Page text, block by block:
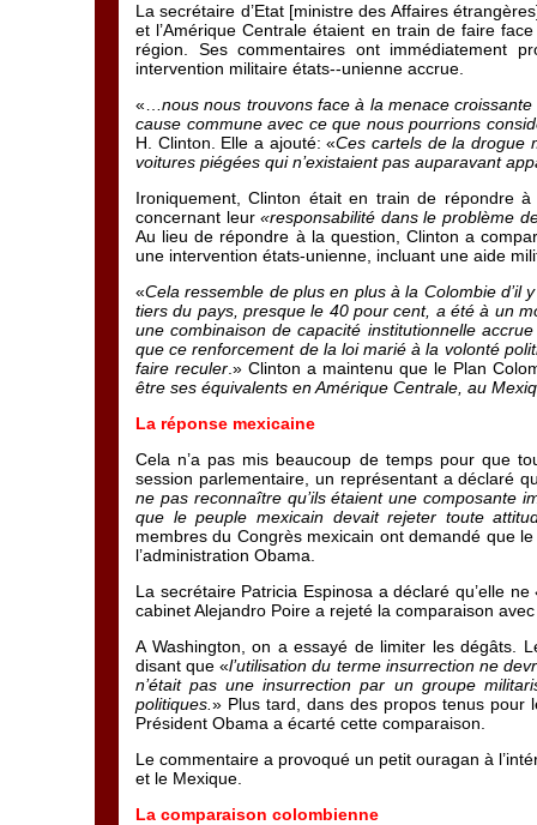
La secrétaire d’Etat [ministre des Affaires
et l’Amérique Centrale étaient en train de faire
région. Ses commentaires ont immédiatement
intervention militaire états--unienne accrue.
«… nous nous trouvons face à la menace
cause commune avec ce que nous pourrions
H. Clinton. Elle a ajouté: «Ces cartels de la drogue
voitures piégées qui n’existaient pas auparavant
Ironiquement, Clinton était en train de répondre
concernant leur«responsabilité dans le problème
Au lieu de répondre à la question, Clinton a
une intervention états-unienne, incluant une aide
«Cela ressemble de plus en plus à la Colombie d’il
tiers du pays, presque le 40 pour cent, a été à un
une combinaison de capacité institutionnelle
que ce renforcement de la loi marié à la volonté
faire reculer .» Clinton a maintenu que le Plan
être ses équivalents en Amérique Centrale, au
La réponse mexicaine
Cela n’a pas mis beaucoup de temps pour que
session parlementaire, un représentant a déclaré
ne pas reconnaître qu’ils étaient une composante
que le peuple mexicain devait rejeter toute
membres du Congrès mexicain ont demandé que
l’administration Obama.
La secrétaire Patricia Espinosa a déclaré qu’elle ne
cabinet Alejandro Poire a rejeté la comparaison
A Washington, on a essayé de limiter les dégâts.
disant que «l’utilisation du terme insurrection ne
n’était pas une insurrection par un groupe
politiques. » Plus tard, dans des propos tenus pour
Président Obama a écarté cette comparaison.
Le commentaire a provoqué un petit ouragan à
et le Mexique.
La comparaison colombienne